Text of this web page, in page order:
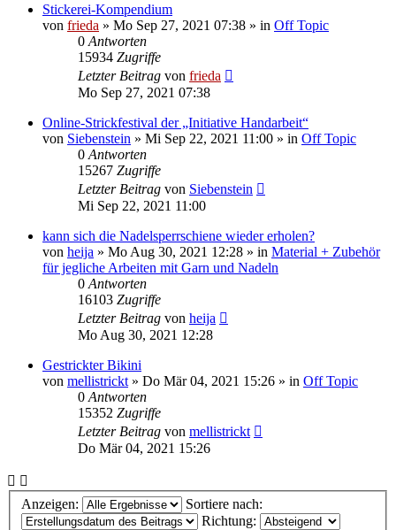
Stickerei-Kompendium
von frieda » Mo Sep 27, 2021 07:38 » in Off Topic
0 Antworten
15934 Zugriffe
Letzter Beitrag von frieda
Mo Sep 27, 2021 07:38
Online-Strickfestival der „Initiative Handarbeit“
von Siebenstein » Mi Sep 22, 2021 11:00 » in Off Topic
0 Antworten
15267 Zugriffe
Letzter Beitrag von Siebenstein
Mi Sep 22, 2021 11:00
kann sich die Nadelsperrschiene wieder erholen?
von heija » Mo Aug 30, 2021 12:28 » in Material + Zubehör
für jegliche Arbeiten mit Garn und Nadeln
0 Antworten
16103 Zugriffe
Letzter Beitrag von heija
Mo Aug 30, 2021 12:28
Gestrickter Bikini
von mellistrickt » Do Mär 04, 2021 15:26 » in Off Topic
0 Antworten
15352 Zugriffe
Letzter Beitrag von mellistrickt
Do Mär 04, 2021 15:26
Anzeigen:
Sortiere nach:
Richtung: